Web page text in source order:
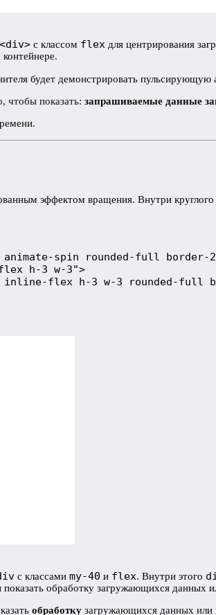
<div> с классом flex для центрирования
будет демонстрировать
чтобы показать: запрашиваемые данные
эффектом вращения. Внутри
spin rounded-full border-
h-3 w-3">
flex h-3 w-3 rounded-full
с классами my-40 и flex. Внутри этого
обработку загружающихся данных
обработку загружающихся данных или